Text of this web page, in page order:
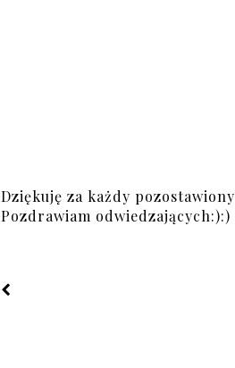
Dziękuję za każdy
Pozdrawiam odwiedzających:):)